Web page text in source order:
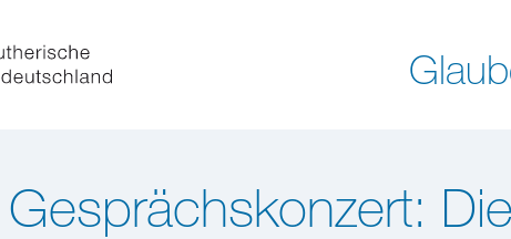
Gesprächskonzert: